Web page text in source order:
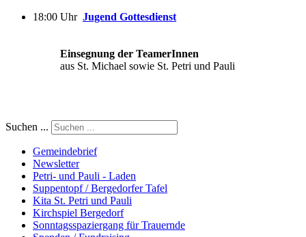
18:00 Uhr Jugend Gottesdienst
Einsegnung der TeamerInnen
aus St. Michael sowie St. Petri und Pauli
Suchen ...
Gemeindebrief
Newsletter
Petri- und Pauli - Laden
Suppentopf / Bergedorfer Tafel
Kita St. Petri und Pauli
Kirchspiel Bergedorf
Sonntagsspaziergang für Trauernde